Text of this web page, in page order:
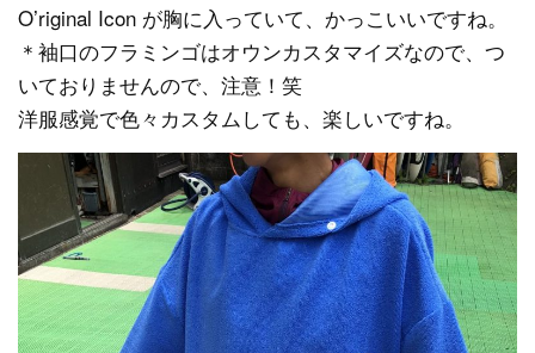
O’riginal Icon が胸に入っていて、かっこいいですね。
＊袖口のフラミンゴはオウンカスタマイズなので、つ
いておりませんので、注意！笑
洋服感覚で色々カスタムしても、楽しいですね。